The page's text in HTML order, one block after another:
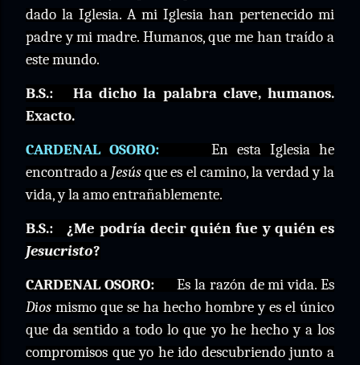
dado la Iglesia. A mi Iglesia han pertenecido mi
padre y mi madre. Humanos, que me han traído a
este mundo.
B.S.:
Ha dicho la palabra clave, humanos.
Exacto.
CARDENAL OSORO:
En esta Iglesia he
encontrado a Jesúsque es el camino, la verdad y la
vida, y la amo entrañablemente.
B.S.:
¿Me podría decir quién fue y quién es
Jesucristo?
CARDENAL OSORO:
Es la razón de mi vida. Es
Dios mismo que se ha hecho hombre y es el único
que da sentido a todo lo que yo he hecho y a los
compromisos que yo he ido descubriendo junto a